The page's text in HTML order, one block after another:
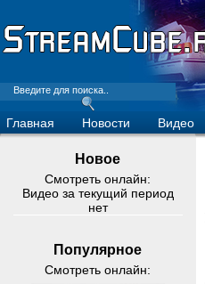
Главная Новости Видео
Новое
Смотреть онлайн:
Видео за текущий период
нет
Популярное
Смотреть онлайн: